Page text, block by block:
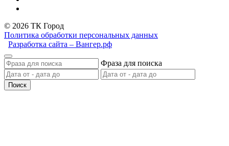
© 2026 ТК Город
Политика обработки персональных данных
Разработка сайта – Вангер.рф
Фраза для поиска
Поиск